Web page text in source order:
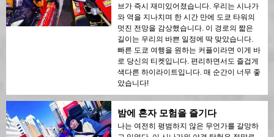
브가 즉시 재미있어졌습니다. 우리는 시나가
와 역을 지나치며 한 시간 만에 도쿄 타워의
멋진 전망을 감상했습니다. 이 경로의 짧은
길이는 우리의 바쁜 일정에 딱 맞았습니다.
빠른 도쿄 여행을 원하는 커플이라면 이게 바
로 당신의 티켓입니다. 편리하면서도 즐겁게
색다른 하이라이트입니다. 매 순간이 너무 좋
았습니다!
밤에 혼자 모험을 즐기다
나는 여전히 평범하지 않은 무언가를 갈망하